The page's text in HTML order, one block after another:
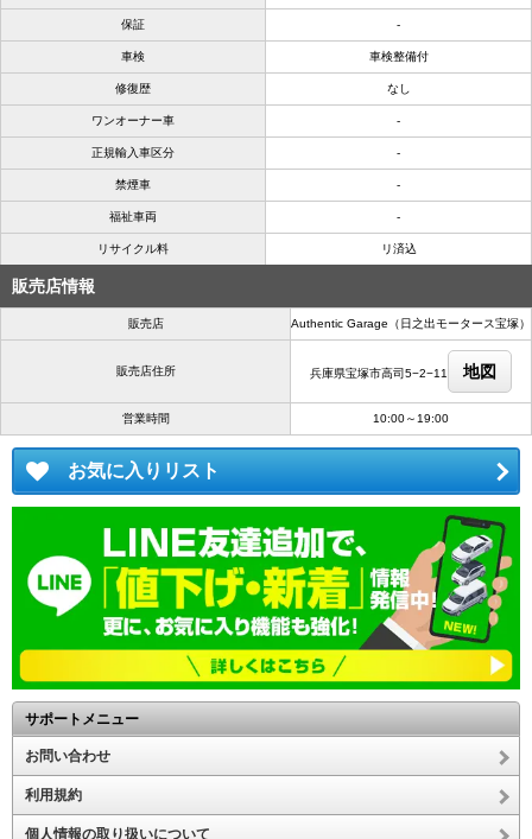
保証 -
車検 車検整備付
修復歴 なし
ワンオーナー車 -
正規輸入車区分 -
禁煙車 -
福祉車両 -
リサイクル料 リ済込
販売店情報
販売店 Authentic Garage（日之出モータース宝塚）
販売店住所 兵庫県宝塚市高司5−2−11 地図
営業時間 10:00～19:00
お気に入りリスト
サポートメニュー
お問い合わせ
利用規約
個人情報の取り扱いについて